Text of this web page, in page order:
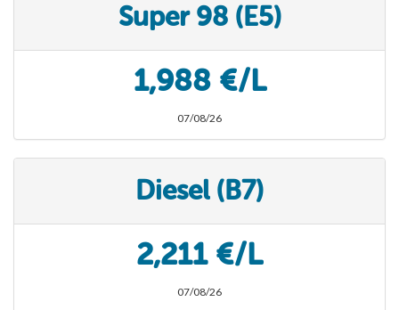
Super 98 (E5)
1,988 €/L
07/08/26
Diesel (B7)
2,211 €/L
07/08/26